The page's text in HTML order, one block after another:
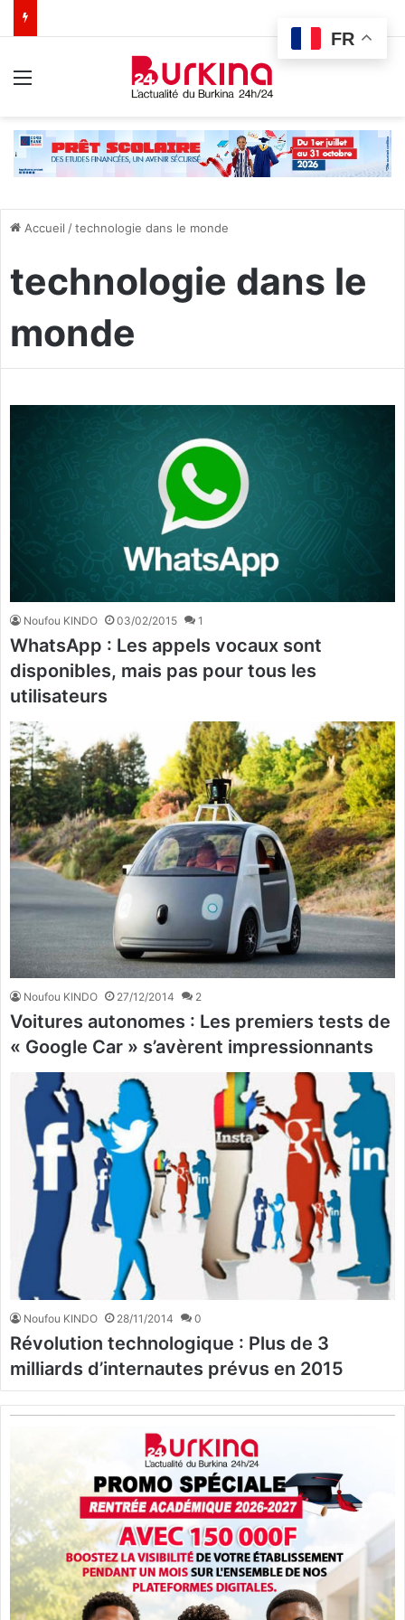
Accueil /technologie dans le monde
technologie dans le
monde
Noufou KINDO 03/02/2015 1
WhatsApp : Les appels vocaux sont
disponibles, mais pas pour tous les
utilisateurs
Noufou KINDO 27/12/2014 2
Voitures autonomes : Les premiers tests de
« Google Car » s’avèrent impressionnants
Noufou KINDO 28/11/2014 0
Révolution technologique : Plus de 3
milliards d’internautes prévus en 2015
FR